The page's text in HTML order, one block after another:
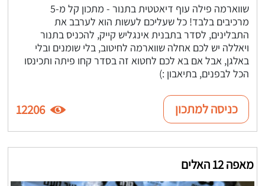
שווארמה פילה עוף דיאטטית בתנור - מתכון קל מ-5
מרכיבים בלבד! כל שעליכם לעשות הוא לערבב את
התבלינים, לסדר בתבנית אינגליש קייק, להכניס בתנור
ויאללה יש לכם אחלה שווארמה לחיטוב, בלי שומנים ובלי
באלגן, אבל אם בא לכם לחטוא זה בסדר קחו פיתה ותכינסו
הכל לבפנים, בתיאבון :)
כניסה למתכון 12206
מאפה 12 האלים